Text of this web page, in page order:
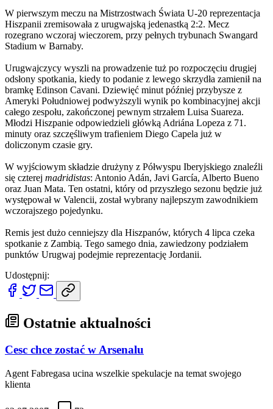
W pierwszym meczu na Mistrzostwach Świata U-20 reprezentacja
Hiszpanii zremisowała z urugwajską jedenastką 2:2. Mecz
rozegrano wczoraj wieczorem, przy pełnych trybunach Swangard
Stadium w Barnaby.
Urugwajczycy wyszli na prowadzenie tuż po rozpoczęciu drugiej
odsłony spotkania, kiedy to podanie z lewego skrzydła zamienił na
bramkę Edinson Cavani. Dziewięć minut później przybysze z
Ameryki Południowej podwyższyli wynik po kombinacyjnej akcji
całego zespołu, zakończonej pewnym strzałem Luisa Suareza.
Młodzi Hiszpanie odpowiedzieli główką Adriána Lopeza z 71.
minuty oraz szczęśliwym trafieniem Diego Capela już w
doliczonym czasie gry.
W wyjściowym składzie drużyny z Półwyspu Iberyjskiego znaleźli
się czterej madridistas: Antonio Adán, Javi García, Alberto Bueno
oraz Juan Mata. Ten ostatni, który od przyszłego sezonu będzie już
występował w Valencii, został wybrany najlepszym zawodnikiem
wczorajszego pojedynku.
Remis jest dużo cenniejszy dla Hiszpanów, których 4 lipca czeka
spotkanie z Zambią. Tego samego dnia, zawiedzony podziałem
punktów Urugwaj podejmie reprezentację Jordanii.
Udostępnij:
Ostatnie aktualności
Cesc chce zostać w Arsenalu
Agent Fabregasa ucina wszelkie spekulacje na temat swojego
klienta